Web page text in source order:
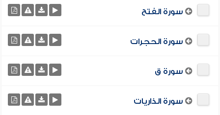
سورة الفتح
سورة الحجرات
سورة ق
سورة الذاريات